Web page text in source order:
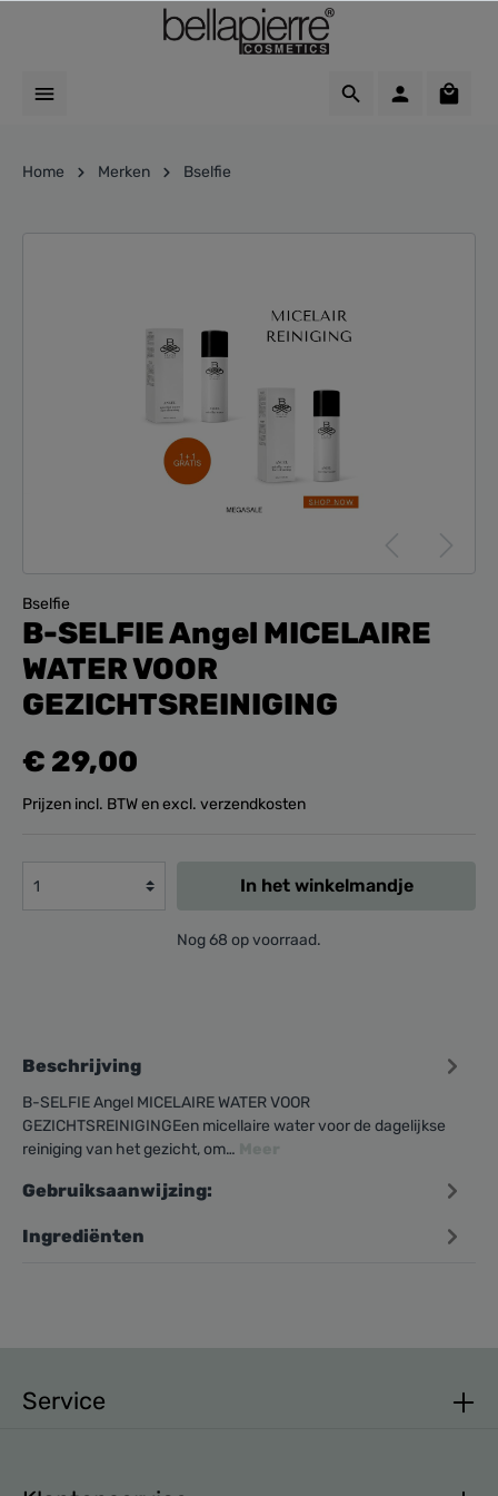
Home Merken Bselfie
Bselfie
B-SELFIE Angel MICELAIRE
WATER VOOR
GEZICHTSREINIGING
€ 29,00
Prijzen incl. BTW en excl. verzendkosten
In het winkelmandje
Nog 68 op voorraad.
Beschrijving
B-SELFIE Angel MICELAIRE WATER VOOR
GEZICHTSREINIGINGEen micellaire water voor de dagelijkse
reiniging van het gezicht, om…
Gebruiksaanwijzing:
Ingrediënten
Service